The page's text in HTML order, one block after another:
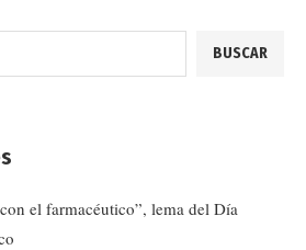
BUSCAR
el farmacéutico”, lema del Día